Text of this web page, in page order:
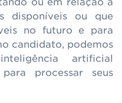
disponíveis ou que
no futuro e para
candidato, podemos
artificial
processar seus